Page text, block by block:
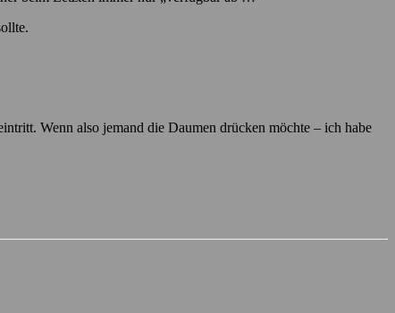
Wenn also jemand die Daumen drücken möchte – ich habe